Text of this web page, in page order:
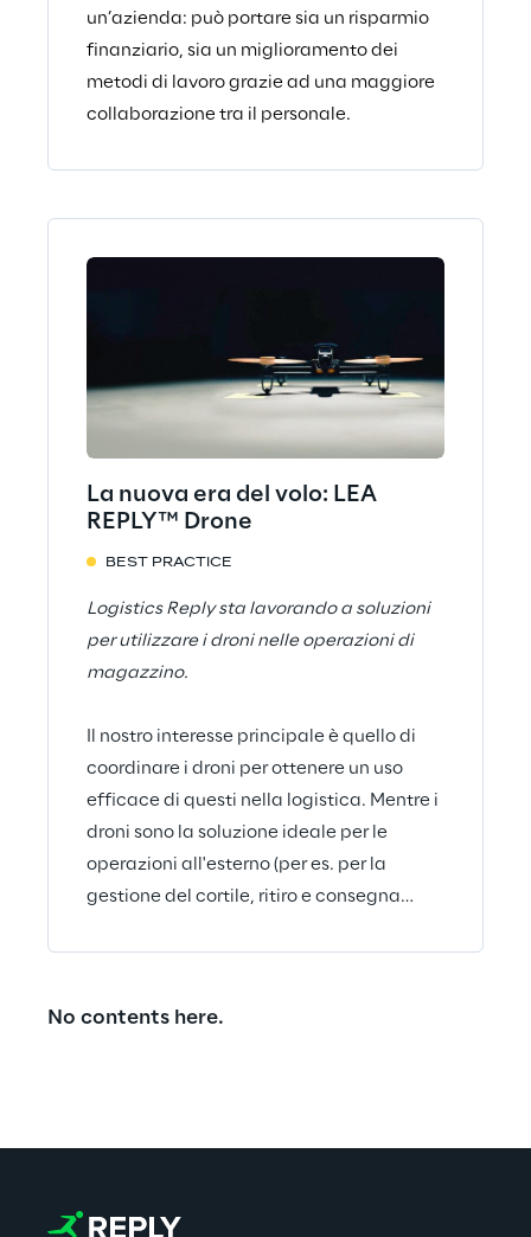
un’azienda: può portare sia un risparmio
finanziario, sia un miglioramento dei
metodi di lavoro grazie ad una maggiore
collaborazione tra il personale​.
La nuova era del volo: LEA
REPLY™ Drone
BEST PRACTICE
Logistics Reply sta lavorando a soluzioni
per utilizzare i droni nelle operazioni di
magazzino.
Il nostro interesse principale è quello di
coordinare i droni per ottenere un uso
efficace di questi nella logistica. Mentre i
droni sono la soluzione ideale per le
operazioni all'esterno (per es. per la
gestione del cortile, ritiro e consegna
(controllo delle scorte/inventario).
No contents here.